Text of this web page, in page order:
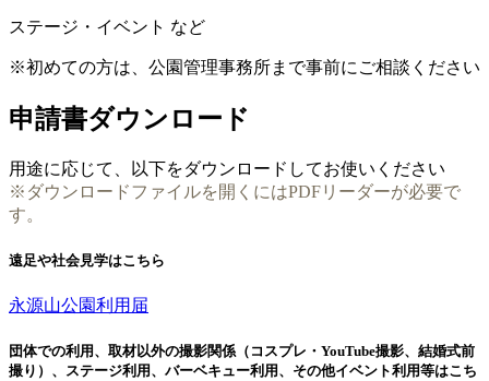
ステージ・イベント など
※初めての方は、公園管理事務所まで事前にご相談ください
申請書ダウンロード
用途に応じて、以下をダウンロードしてお使いください
※ダウンロードファイルを開くにはPDFリーダーが必要で
す。
遠足や社会見学はこちら
永源山公園利用届
団体での利用、取材以外の撮影関係（コスプレ・YouTube撮影、結婚式前
撮り）、ステージ利用、バーベキュー利用、その他イベント利用等はこち